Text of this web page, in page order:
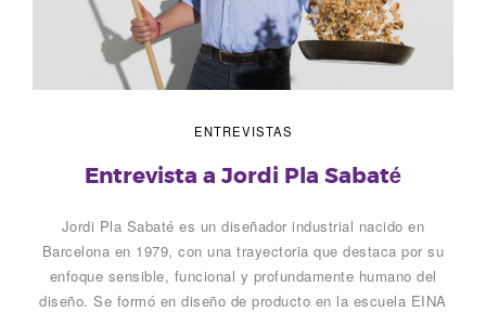
ENTREVISTAS
Entrevista a Jordi Pla Sabaté
Jordi Pla Sabaté es un diseñador industrial nacido en
Barcelona en 1979, con una trayectoria que destaca por su
enfoque sensible, funcional y profundamente humano del
diseño. Se formó en diseño de producto en la escuela EINA